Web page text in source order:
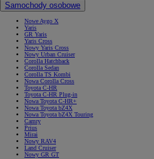
Samochody osobowe
Nowe Aygo X
Yaris
GR Yaris
Yaris Cross
Nowy Yaris Cross
Nowy Urban Cruiser
Corolla Hatchback
Corolla Sedan
Corolla TS Kombi
Nowa Corolla Cross
Toyota C-HR
Toyota C-HR Plug-in
Nowa Toyota C-HR+
Nowa Toyota bZ4X
Nowa Toyota bZ4X Touring
Camry
Prius
Mirai
Nowy RAV4
Land Cruiser
Nowy GR GT